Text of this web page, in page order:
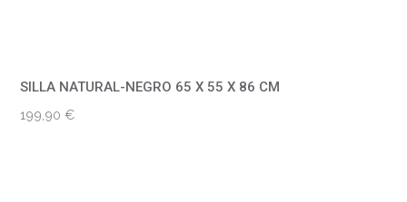
SILLA NATURAL-NEGRO 65 X 55 X 86 CM
199,90€